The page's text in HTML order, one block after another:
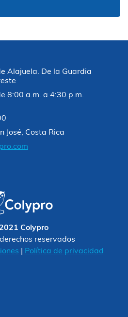
Alajuela. De la Guardia
8:00 a.m. a 4:30 p.m.
José, Costa Rica
Colypro
derechos reservados
Política de privacidad